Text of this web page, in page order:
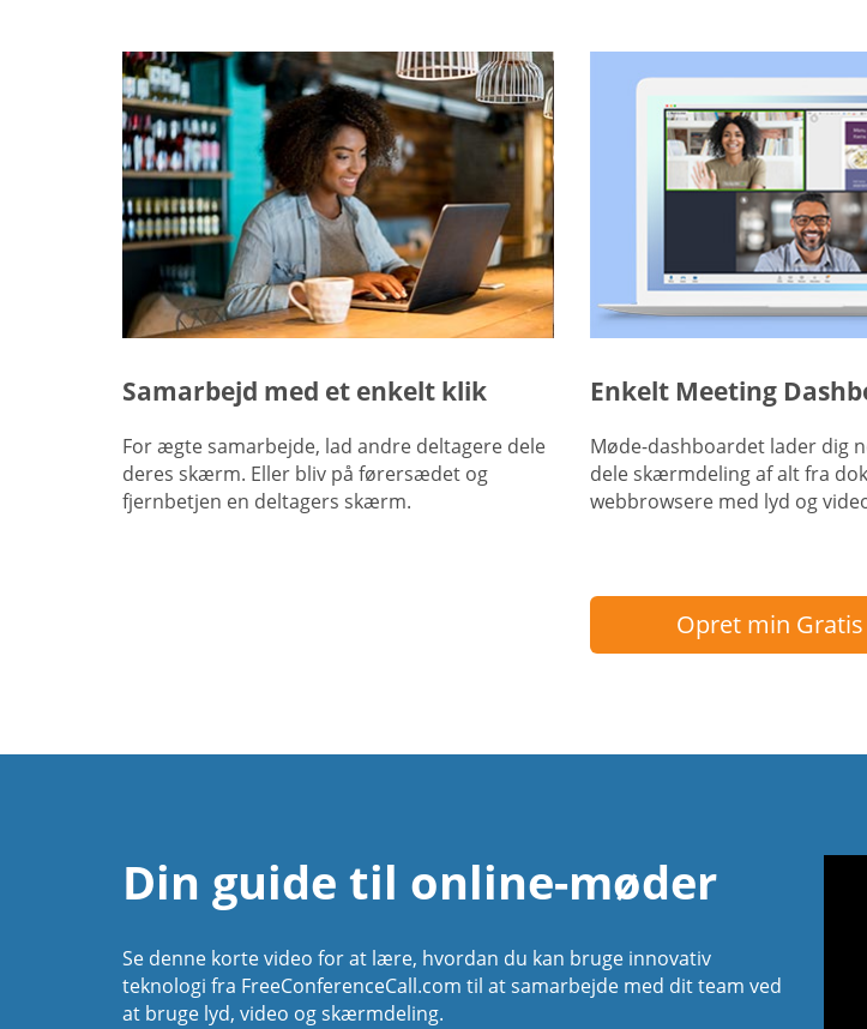
Samarbejd med et enkelt klik
For ægte samarbejde, lad andre deltagere dele
deres skærm. Eller bliv på førersædet og
fjernbetjen en deltagers skærm.
Enkelt Meeting
Møde-dashboardet lader dig
dele skærmdeling af alt fra
webbrowsere med lyd og
Opret min
Din guide til online-møder
Se denne korte video for at lære, hvordan du kan bruge innovativ
teknologi fra FreeConferenceCall.com til at samarbejde med dit team ved
at bruge lyd, video og skærmdeling.